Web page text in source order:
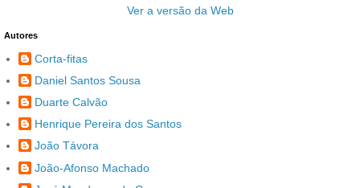
Ver a versão da Web
Autores
Corta-fitas
Daniel Santos Sousa
Duarte Calvão
Henrique Pereira dos Santos
João Távora
João-Afonso Machado